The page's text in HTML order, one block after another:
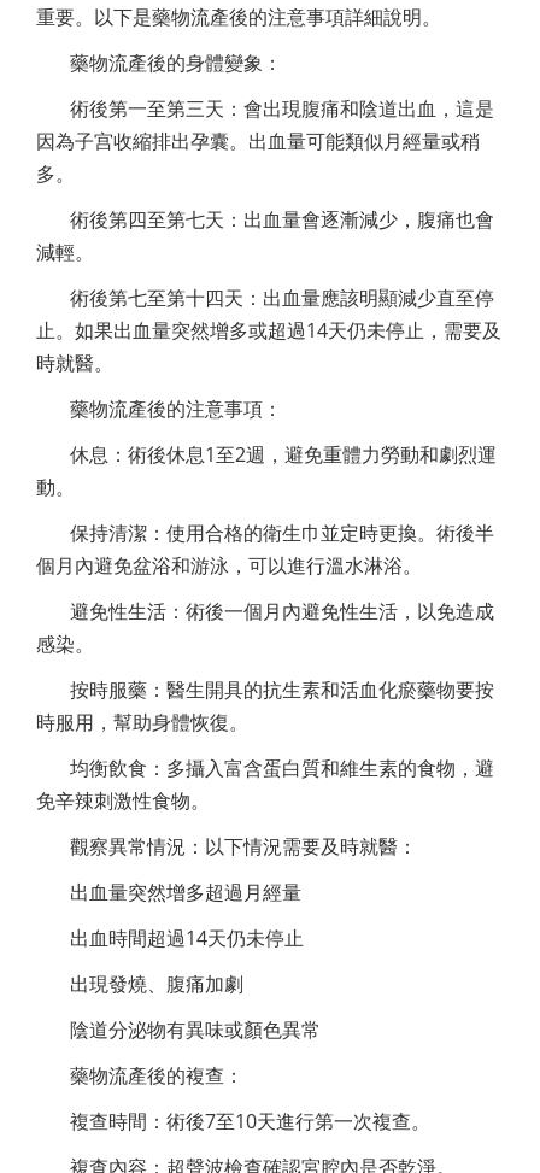
重要。以下是藥物流產後的注意事項詳細說明。
藥物流產後的身體變象：
術後第一至第三天：會出現腹痛和陰道出血，這是
因為子宫收縮排出孕囊。出血量可能類似月經量或稍
多。
術後第四至第七天：出血量會逐漸減少，腹痛也會
減輕。
術後第七至第十四天：出血量應該明顯減少直至停
止。如果出血量突然增多或超過14天仍未停止，需要及
時就醫。
藥物流產後的注意事項：
休息：術後休息1至2週，避免重體力勞動和劇烈運
動。
保持清潔：使用合格的衛生巾並定時更換。術後半
個月內避免盆浴和游泳，可以進行溫水淋浴。
避免性生活：術後一個月內避免性生活，以免造成
感染。
按時服藥：醫生開具的抗生素和活血化瘀藥物要按
時服用，幫助身體恢復。
均衡飲食：多攝入富含蛋白質和維生素的食物，避
免辛辣刺激性食物。
觀察異常情況：以下情況需要及時就醫：
出血量突然增多超過月經量
出血時間超過14天仍未停止
出現發燒、腹痛加劇
陰道分泌物有異味或顏色異常
藥物流產後的複查：
複查時間：術後7至10天進行第一次複查。
複查內容：超聲波檢查確認宮腔內是否乾淨。